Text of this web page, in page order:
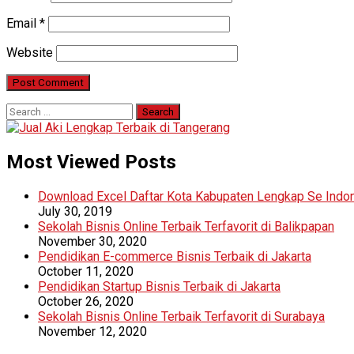
Email *
Website
Search
for:
Most Viewed Posts
Download Excel Daftar Kota Kabupaten Lengkap Se
July 30, 2019
Sekolah Bisnis Online Terbaik Terfavorit di Balikpapan
November 30, 2020
Pendidikan E-commerce Bisnis Terbaik di Jakarta
October 11, 2020
Pendidikan Startup Bisnis Terbaik di Jakarta
October 26, 2020
Sekolah Bisnis Online Terbaik Terfavorit di Surabaya
November 12, 2020